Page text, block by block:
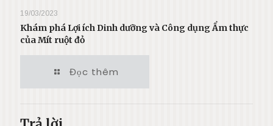
19/03/2023
Khám phá Lợi ích Dinh dưỡng và Công dụng Ẩm thực
của Mít ruột đỏ
Đọc thêm